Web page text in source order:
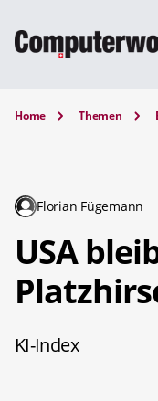
Home Themen
Florian Fügemann
USA
KI-Index